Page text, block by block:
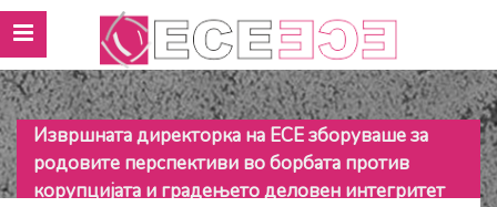
Извршната директорка на ЕСЕ зборуваше за
родовите перспективи во борбата против
корупцијата и градењето деловен интегритет